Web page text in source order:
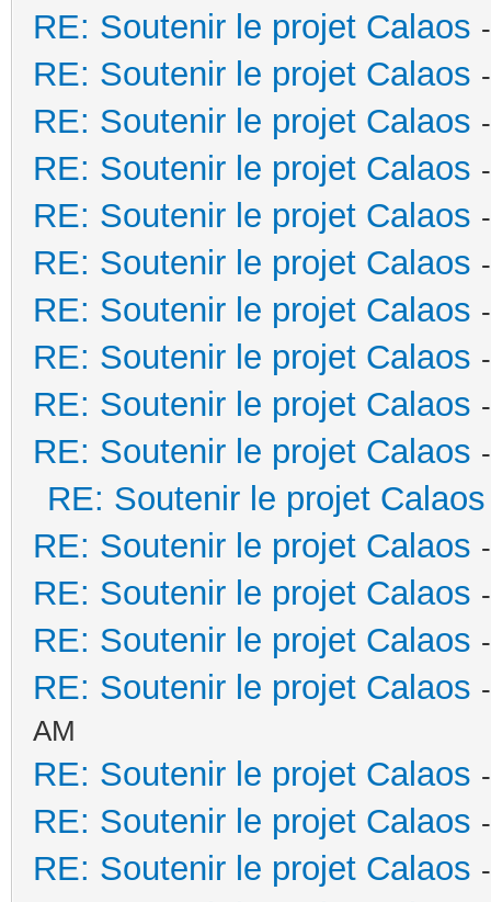
RE: Soutenir le projet Calaos
RE: Soutenir le projet Calaos
RE: Soutenir le projet Calaos
RE: Soutenir le projet Calaos
RE: Soutenir le projet Calaos
RE: Soutenir le projet Calaos
RE: Soutenir le projet Calaos
RE: Soutenir le projet Calaos
RE: Soutenir le projet Calaos
RE: Soutenir le projet Calaos
RE: Soutenir le projet Calaos
RE: Soutenir le projet Calaos
RE: Soutenir le projet Calaos
RE: Soutenir le projet Calaos
RE: Soutenir le projet Calaos
AM
RE: Soutenir le projet Calaos
RE: Soutenir le projet Calaos
RE: Soutenir le projet Calaos